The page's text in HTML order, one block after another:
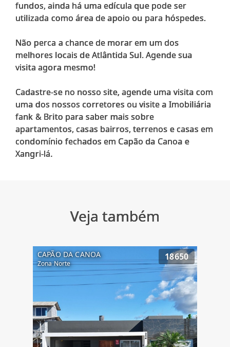
fundos, ainda há uma edícula que pode ser
utilizada como área de apoio ou para hóspedes.
Não perca a chance de morar em um dos
melhores locais de Atlântida Sul. Agende sua
visita agora mesmo!
Cadastre-se no nosso site, agende uma visita com
uma dos nossos corretores ou visite a Imobiliária
fank & Brito para saber mais sobre
apartamentos, casas bairros, terrenos e casas em
condomínio fechados em Capão da Canoa e
Veja também
CAPÃO DA CANOA
Zona Norte
18650